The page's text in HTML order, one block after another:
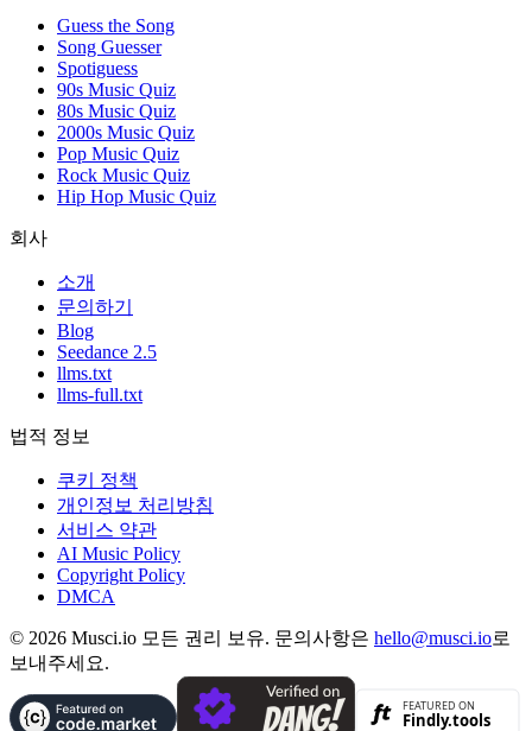
Guess the Song
Song Guesser
Spotiguess
90s Music Quiz
80s Music Quiz
2000s Music Quiz
Pop Music Quiz
Rock Music Quiz
Hip Hop Music Quiz
회사
소개
문의하기
Blog
Seedance 2.5
llms.txt
llms-full.txt
법적 정보
쿠키 정책
개인정보 처리방침
서비스 약관
AI Music Policy
Copyright Policy
DMCA
© 2026 Musci.io 모든 권리 보유. 문의사항은 hello@musci.io로
보내주세요.